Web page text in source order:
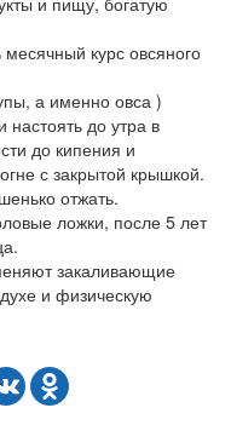
курс овсяного
а именно овса )
до утра в
до кипения и
с закрытой крышкой.
отжать.
ложки, после 5 лет
закаливающие
и физическую